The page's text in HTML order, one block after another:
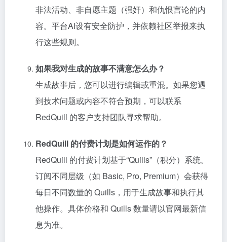
非法活动、非自愿主题（强奸）和仇恨言论的内
容。平台AI设有安全防护，并依赖社区举报来执
行这些规则。
如果我对生成的故事不满意怎么办？
生成故事后，您可以进行编辑或重混。如果您遇
到技术问题或内容不符合预期，可以联系
RedQuill 的客户支持团队寻求帮助。
RedQuill 的付费计划是如何运作的？
RedQuill 的付费计划基于“Quills”（积分）系统。
订阅不同层级（如 Basic, Pro, Premium）会获得
每日不同数量的 Quills，用于生成故事和执行其
他操作。具体价格和 Quills 数量请以官网最新信
息为准。